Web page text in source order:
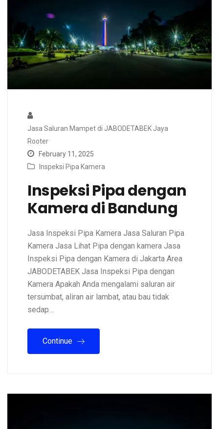
Jasa Saluran Mampet di JABODETABEK Jaya
Rooter
February 11, 2025
Inspeksi Pipa Kamera
Inspeksi Pipa dengan
Kamera di Bandung
Jasa Inspeksi Pipa Kamera Jasa Saluran Pipa
Kamera Jasa Lihat Pipa dengan kamera Jasa
Inspeksi Pipa dengan Kamera di Jakarta Area
JABODETABEK Jasa Inspeksi Pipa dengan
Kamera Apakah Anda mengalami saluran air
tersumbat, aliran air lambat, atau bau tidak
sedap…
Continue